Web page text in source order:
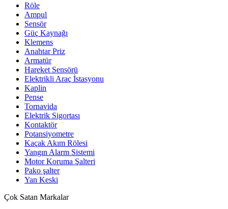
Röle
Ampul
Sensör
Güç Kaynağı
Klemens
Anahtar Priz
Armatür
Hareket Sensörü
Elektrikli Araç İstasyonu
Kaplin
Pense
Tornavida
Elektrik Sigortası
Kontaktör
Potansiyometre
Kaçak Akım Rölesi
Yangın Alarm Sistemi
Motor Koruma Şalteri
Pako şalter
Yan Keski
Çok Satan Markalar